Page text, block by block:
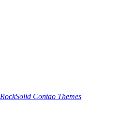
RockSolid Contao Themes